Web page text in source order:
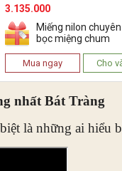
3.135.000
Miếng nilon
bọc miệng chum
Mua ngay Cho
nhất Bát Tràng
là những ai hiểu